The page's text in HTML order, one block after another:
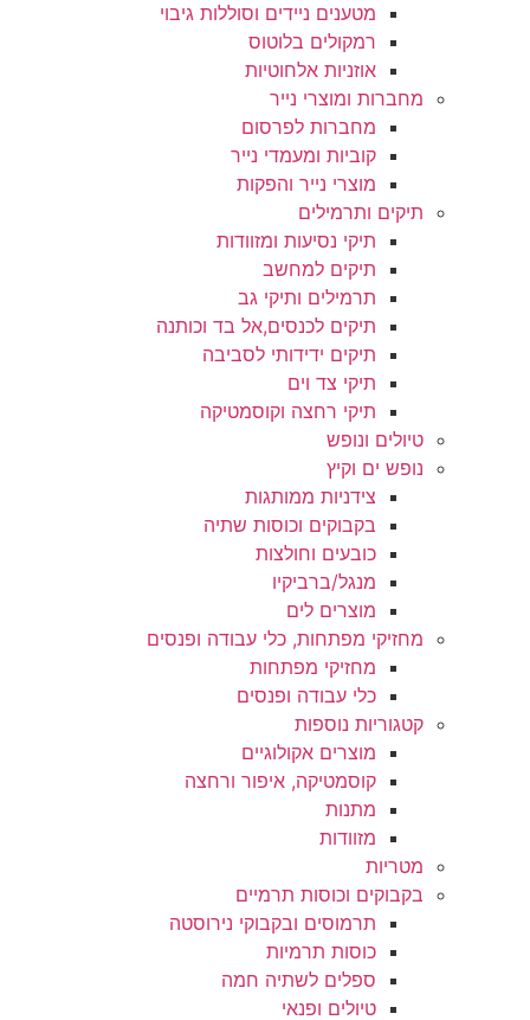
מטענים ניידים וסוללות גיבוי
רמקולים בלוטוס
אוזניות אלחוטיות
מחברות ומוצרי נייר
מחברות לפרסום
קוביות ומעמדי נייר
מוצרי נייר והפקות
תיקים ותרמילים
תיקי נסיעות ומזוודות
תיקים למחשב
תרמילים ותיקי גב
תיקים לכנסים,אל בד וכותנה
תיקים ידידותי לסביבה
תיקי צד וים
תיקי רחצה וקוסמטיקה
טיולים ונופש
נופש ים וקיץ
צידניות ממותגות
בקבוקים וכוסות שתיה
כובעים וחולצות
מנגל/ברביקיו
מוצרים לים
מחזיקי מפתחות, כלי עבודה ופנסים
מחזיקי מפתחות
כלי עבודה ופנסים
קטגוריות נוספות
מוצרים אקולוגיים
קוסמטיקה, איפור ורחצה
מתנות
מזוודות
מטריות
בקבוקים וכוסות תרמיים
תרמוסים ובקבוקי נירוסטה
כוסות תרמיות
ספלים לשתיה חמה
טיולים ופנאי